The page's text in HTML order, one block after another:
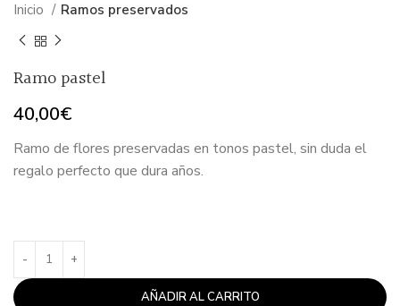
Inicio Ramos preservados
Ramo pastel
40,00€
Ramo de flores preservadas en tonos pastel, sin duda el
regalo perfecto que dura años.
AÑADIR AL CARRITO